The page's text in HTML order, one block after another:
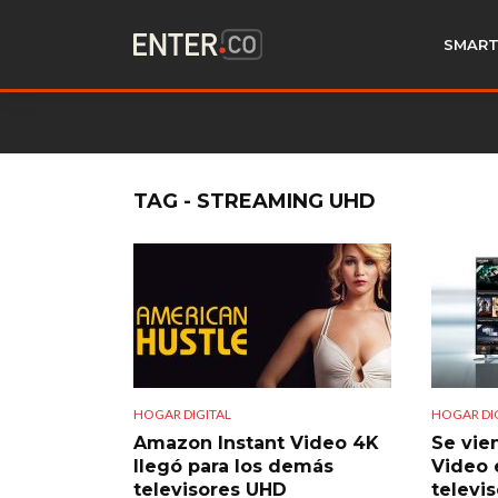
TAG - STREAMING UHD
HOGAR DIGITAL
Amazon Instant Video 4K
llegó para los demás
televisores UHD
HOGAR
Se
Video